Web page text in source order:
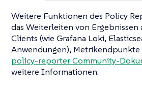
Weitere Funktionen des Policy
das Weiterleiten von Ergebnissen
Clients (wie Grafana Loki,
Anwendungen), Metrikendpunkte
policy-reporter Community-
weitere Informationen.